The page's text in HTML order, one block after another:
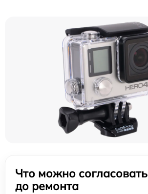
Что можно согласовать
до ремонта